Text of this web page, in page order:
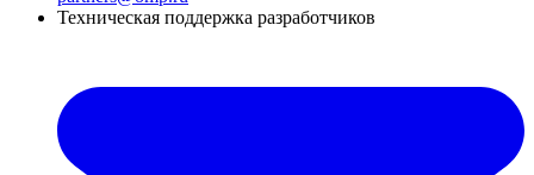
Техническая поддержка разработчиков